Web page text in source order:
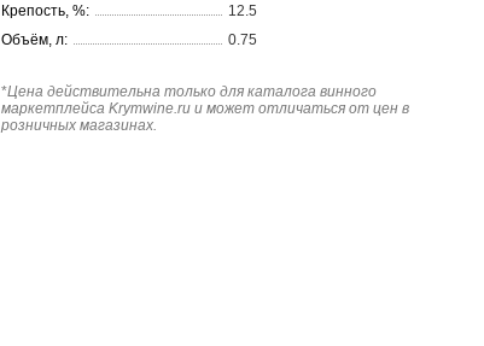
Крепость, %:
12.5
Объём, л:
0.75
*Цена действительна только для каталога винного
маркетплейса Krymwine.ru и может отличаться от цен в
розничных магазинах.